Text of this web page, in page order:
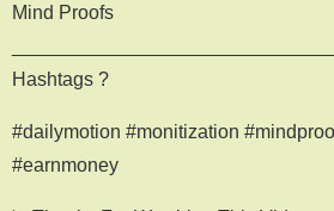
Mind Proofs
Hashtags ?
#dailymotion #monitization
#earnmoney